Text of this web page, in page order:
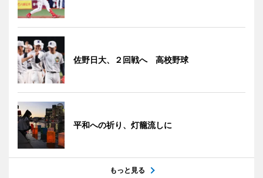
佐野日大、２回戦へ 高校野球
平和への祈り、灯籠流しに
もっと見る